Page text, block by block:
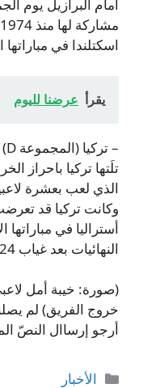
اسكتلندا في مباراتها
يقرأ عرضنا لليوم
– تركيا (المجموعة D)
الذي لعب بعشرة
أستراليا في
النهائيات بعد غياب 24 سنة.
(صورة: خيبة أمل
خروج الفريق) لم
أرجو إرساال النصّ
التصنيفات
الأخبار